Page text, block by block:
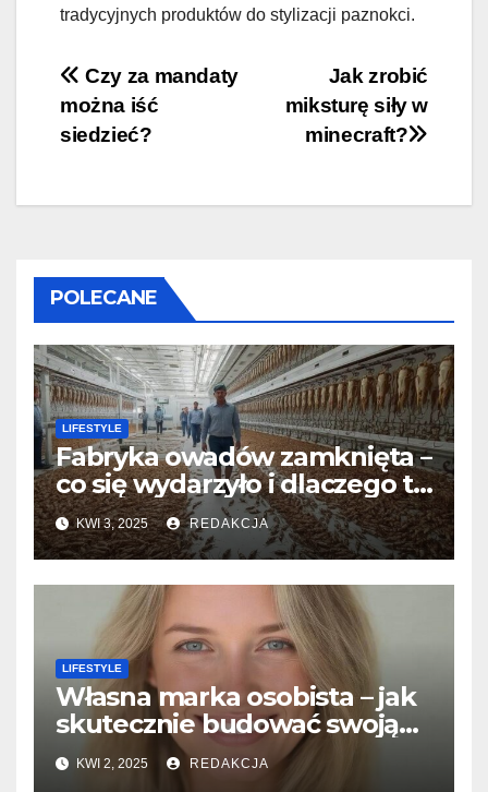
tradycyjnych produktów do stylizacji paznokci.
Nawigacja
wpisu
Jak zrobić
miksturę siły w
minecraft?
Czy za mandaty
można iść
siedzieć?
POLECANE
LIFESTYLE
Fabryka owadów zamknięta –
co się wydarzyło i dlaczego to
takie ważne?
KWI 3, 2025 REDAKCJA
LIFESTYLE
Własna marka osobista – jak
skutecznie budować swoją
reputację w sieci?
KWI 2, 2025 REDAKCJA